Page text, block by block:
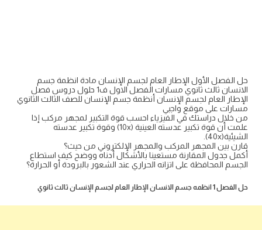
حل الفصل الأول الإطار العام لجسم الإنسان مادة انظمة جسم
الانسان ثالث ثانوي مسارات الفصل الاول ف1 حلول دروس فصل
الإطار العام لجسم الإنسان أنظمة جسم الإنسان للصف الثالث الثانوي
مسارات على موقع واجبي
من خلال دراستك في الفيزياء احسب قوة التكبير لمجهر مركب إذا
علمت أن قوة تكبير عدسته العينية (10x) وقوة تكبير عدسته
الشيئية(40x).
قارن بين المجهر المركب والمجهر الإلكتروني من حيث؟
أكمل جدول المقارنة مستعينا بالأشكال أدناه ووضح كيف استطاع
الجسم المحافظة على اتزانه الحراري عند الشعور بالبرودة أو الحرارة؟
حل الفصل 1 انظمه جسم الانسان الإطار العام لجسم الإنسان ثالث ثانوي